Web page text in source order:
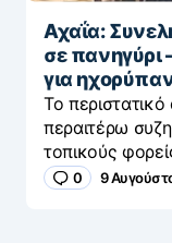
Αχαΐα:
σε πανηγύρι
για
Το
περαιτέρω
τοπικούς
0 9